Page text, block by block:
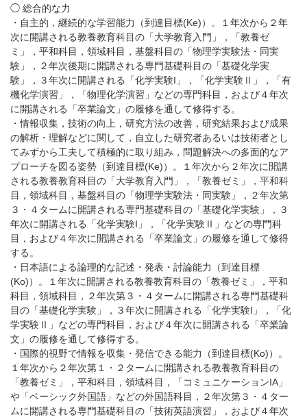
◯ 総合的な力
・自主的，継続的な学習能力（到達目標(Ke)）。１年次から２年
次に開講される教養教育科目の「大学教育入門」，「教養ゼ
ミ」，平和科目，領域科目，基盤科目の「物理学実験法・同実
験」，２年次後期に開講される専門基礎科目の「基礎化学実
験」，３年次に開講される「化学実験I」，「化学実験Ⅱ」，「有
機化学演習」，「物理化学演習」などの専門科目，および４年次
に開講される「卒業論文」の履修を通して修得する。
・情報収集，技術の向上，研究方法の改善，研究結果および成果
の解析・理解などに関して，自立した研究者あるいは技術者とし
てみずから工夫して積極的に取り組み，問題解決への多面的なア
プローチを図る姿勢（到達目標(Ke)）。１年次から２年次に開講
される教養教育科目の「大学教育入門」，「教養ゼミ」，平和科
目，領域科目，基盤科目の「物理学実験法・同実験」，２年次第
３・４タームに開講される専門基礎科目の「基礎化学実験」，３
年次に開講される「化学実験I」，「化学実験Ⅱ」などの専門科
目，および４年次に開講される「卒業論文」の履修を通して修得
する。
・日本語による論理的な記述・発表・討論能力（到達目標
(Ko)）。１年次に開講される教養教育科目の「教養ゼミ」，平和
科目，領域科目，２年次第３・４タームに開講される専門基礎科
目の「基礎化学実験」，３年次に開講される「化学実験I」，「化
学実験Ⅱ」などの専門科目，および４年次に開講される「卒業論
文」の履修を通して修得する。
・国際的視野で情報を収集・発信できる能力（到達目標(Ko)）。
１年次から２年次第１・２タームに開講される教養教育科目の
「教養ゼミ」，平和科目，領域科目，「コミュニケーションIA」
や「ベーシック外国語」などの外国語科目，２年次第３・４ター
ムに開講される専門基礎科目の「技術英語演習」，および４年次